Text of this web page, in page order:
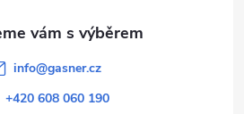
info@gasner.cz
+420 608 060 190